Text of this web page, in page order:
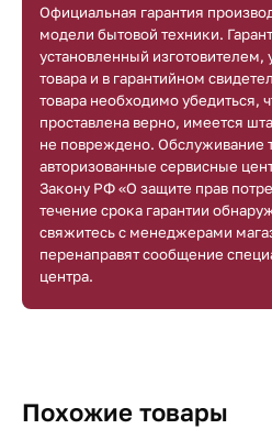
Официальная гарантия
модели бытовой техники.
установленный изготовителем,
товара и в гарантийном
товара необходимо убедиться,
проставлена верно, имеется
не повреждено. Обслуживание
авторизованные сервисные
Закону РФ «О защите прав
течение срока гарантии
свяжитесь с менеджерами
перенаправят сообщение
центра.
Похожие товары